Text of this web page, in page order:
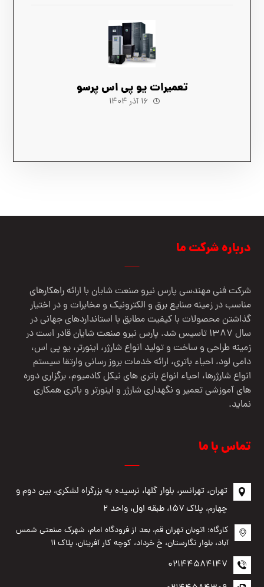
تعمیرات یو پی اس پرسو
۱۶ آذر ۱۴۰۴
درباره شرکت ما
شرکت فنی مهندسي پارس نيرو صنعت شایان با ارائه راهکارهای
مناسب در زمینه صنایع برق و الکترونیک و مخابرات و در اختیار
گذاشتن محصولات با کیفیت مطابق با استانداردهای جهانی در
سال 1387 تاسیس شد. پارس نیرو صنعت شایان قادر است در
زمینه طراحی و ساخت و تولید انواع شارژر، اینورتر، یو پی اس،
دامی لود، احیاء باتری، ارائه خدمات بروز رسانی وارتقا سیستم
انواع شارژرها، احیاء انواع باتری های نیکل کادمیوم، برگزاری دوره
های آموزشی تعمیر و نگهداری شارژر و اینورتر و باتری همکاری
نماید.
تماس با ما
تهران، تهرانسر، بلوار گلها، نرسیده به بزرگراه لشکری، بین دوم و
چهارم، پلاک ۱۵۷، طبقه اول، واحد ۲
کارگاه: اتوبان تهران قم، بعد از فرودگاه امام، شهرک صنعتی شمس
آباد، بلوار نگارستان، خ خرداد، کوچه کار آفرینان، پلاک ۱۱
02144584147